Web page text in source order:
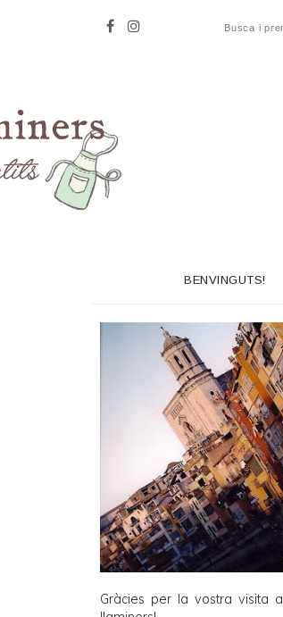
BENVINGUTS!
Gràcies per la vostra visita a